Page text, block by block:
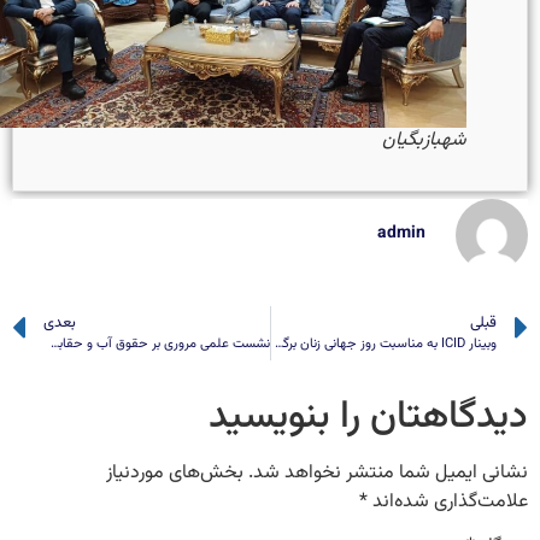
شهبازبگیان
admin
قبلی
وبینار ICID به مناسبت روز جهانی زنان برگزار می‌شود
بعدی
نشست علمی مروری بر حقوق آب و حقابه های زیست محیطی: رویکرد دیپلماسی آب
را بنویسید
ایمیل شما منتشر نخواهد شد.بخش‌های موردنیاز
شده‌اند*